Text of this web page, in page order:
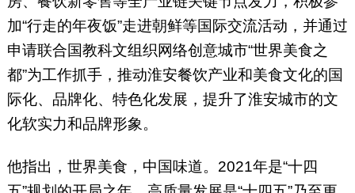
加“行走的年夜饭”走进朝鲜等国际交流活动，并通过
申请联合国教科文组织网络创意城市“世界美食之
都”为工作抓手，推动淮安餐饮产业和美食文化的国
际化、品牌化、特色化发展，提升了淮安城市的文
化软实力和品牌形象。
他指出，世界美食，中国味道。2021年是“十四